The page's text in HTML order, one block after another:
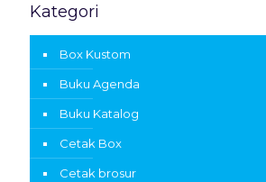
Kategori
Box Kustom
Buku Agenda
Buku Katalog
Cetak Box
Cetak brosur